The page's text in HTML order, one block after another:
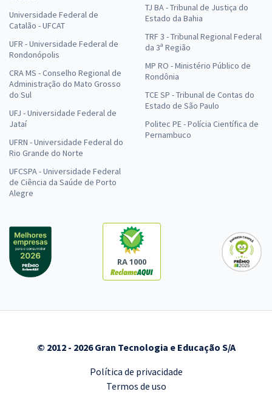
Universidade Federal de
Catalão - UFCAT
UFR - Universidade Federal de
Rondonópolis
CRA MS - Conselho Regional de
Administração do Mato Grosso
do Sul
UFJ - Universidade Federal de
Jataí
UFRN - Universidade Federal do
Rio Grande do Norte
UFCSPA - Universidade Federal
de Ciência da Saúde de Porto
Alegre
TJ BA - Tribunal de Justiça do
Estado da Bahia
TRF 3 - Tribunal Regional Federal
da 3ª Região
MP RO - Ministério Público de
Rondônia
TCE SP - Tribunal de Contas do
Estado de São Paulo
Politec PE - Polícia Científica de
Pernambuco
RA 1000
© 2012 - 2026 Gran Tecnologia e Educação S/A
Política de privacidade
Termos de uso